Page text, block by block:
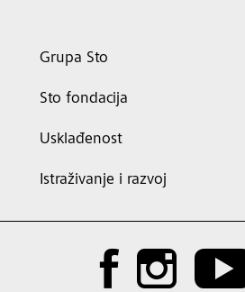
Grupa Sto
Sto fondacija
Usklađenost
Istraživanje i razvoj